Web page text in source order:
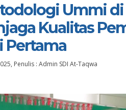
Ummi di
Kualitas
Pertama
, Penulis : Admin SDI At-Taqwa